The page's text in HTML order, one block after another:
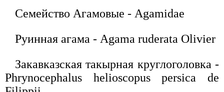
Семейство Агамовые - Agamidae
Руинная агама - Agama ruderata Olivier
Закавказская такырная круглоголовка -
Phrynocephalus helioscopus persica de